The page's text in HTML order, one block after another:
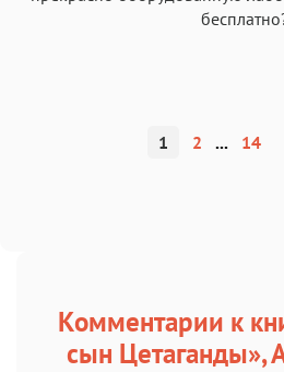
1 2 ... 14
Комментарии к
сын Цетаганды»,